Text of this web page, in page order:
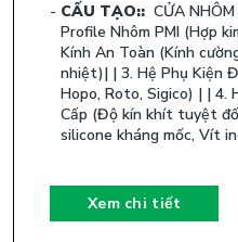
CẤU TẠO::
CỬA
Profile Nhôm PMI (Hợp
Kính An Toàn (Kính
nhiệt)| | 3. Hệ Phụ Kiện
Hopo, Roto, Sigico) | | 4.
Cấp (Độ kín khít tuyệt
silicone kháng mốc, Vít
Xem chi tiết